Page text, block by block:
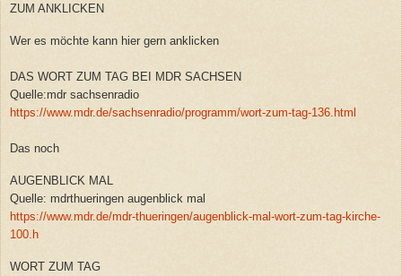
ZUM ANKLICKEN
Wer es möchte kann hier gern anklicken
DAS WORT ZUM TAG BEI MDR SACHSEN
Quelle:mdr sachsenradio
https://www.mdr.de/sachsenradio/programm/wort-zum-tag-136.html
Das noch
AUGENBLICK MAL
Quelle: mdrthueringen augenblick mal
https://www.mdr.de/mdr-thueringen/augenblick-mal-wort-zum-tag-kirche-
100.h
WORT ZUM TAG